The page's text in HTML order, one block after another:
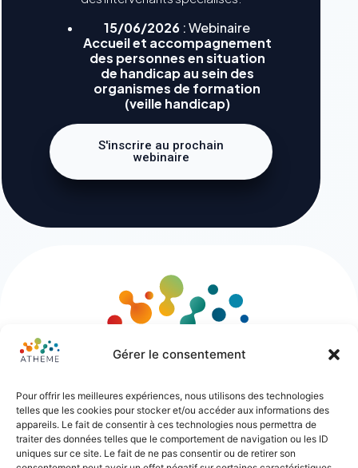
Gérer le consentement
Pour offrir les meilleures expériences, nous utilisons des technologies
telles que les cookies pour stocker et/ou accéder aux informations des
appareils. Le fait de consentir à ces technologies nous permettra de
traiter des données telles que le comportement de navigation ou les ID
uniques sur ce site. Le fait de ne pas consentir ou de retirer son
15/06/2026 : Webinaire
Accueil et accompagnement
des personnes en situation
de handicap au sein des
organismes de formation
(veille handicap)
S'inscrire au prochain
webinaire